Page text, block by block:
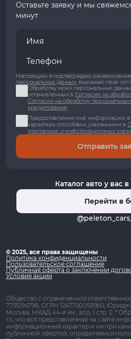
Оставьте заявку и мы
минут
Настоящим я подтверждаю
персональных данных, выражаю свое
Обработку моих персональных
установленных в Согласии на
Согласии на обработку
кредитования
Предоставление мне информации, в
характера способами, указанными в
рекламных и информационных
Отправить
Каталог авто у вас
Перейти в
© 2025, все права защищены
Политика конфиденциальности
Пользовательское соглашение
Публичная оферта о заключении
Условия акции
Общество с ограниченной
7751294798, ОГРН 1247700093960,
Москва, МКАД 44-й км , влд. 1 стр. 2. *
то, что вся представленная на сайте
информационный характер и ни при
публичной офертой, определяемой